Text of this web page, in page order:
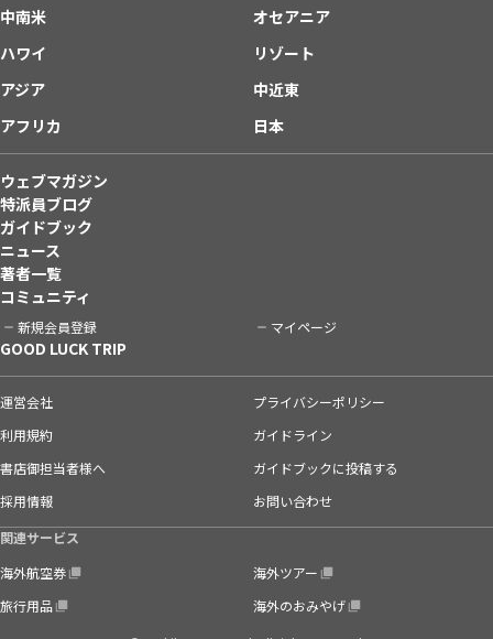
中南米
オセアニア
ハワイ
リゾート
アジア
中近東
アフリカ
日本
ウェブマガジン
特派員ブログ
ガイドブック
ニュース
著者一覧
コミュニティ
新規会員登録 マイページ
GOOD LUCK TRIP
運営会社
プライバシーポリシー
利用規約
ガイドライン
書店御担当者様へ
ガイドブックに投稿する
採用情報
お問い合わせ
関連サービス
海外航空券
海外ツアー
旅行用品
海外のおみやげ